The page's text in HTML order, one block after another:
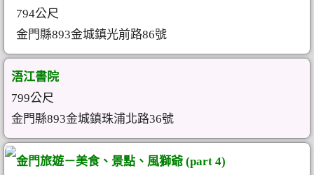
794公尺
金門縣893金城鎮光前路86號
浯江書院
799公尺
金門縣893金城鎮珠浦北路36號
金門旅遊－美食、景點、風獅爺 (part 4)